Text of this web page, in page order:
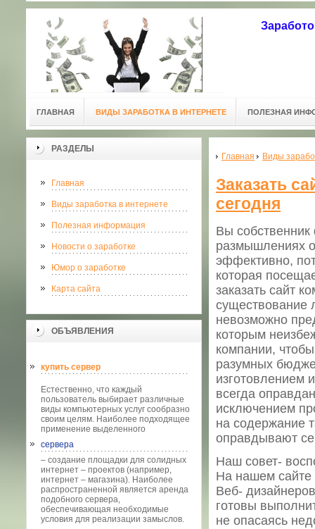
ГЛАВНАЯ ВИДЫ ЗАРАБОТКА В ИНТЕРНЕТЕ ПОЛЕЗНАЯ
РАЗДЕЛЫ
Главная
Виды заработка в интернете
Полезная информация
Новости о заработке
Юмор о заработке
Карта сайта
ОБЪЯВЛЕНИЯ
купить сервер
Естественно, что каждый
пользователь выбирает различные
виды компьютерных услуг сообразно
своим целям. Наиболее подходящее
применение выделенного
сервера
– создание площадки для солидных
интернет – проектов (например,
интернет – магазина). Наиболее
распространенной является аренда
подобного сервера,
обеспечивающая необходимые
условия для реализации замыслов.
Главная Виды
Заказать
сегодня
Вы
размышлениях
эффективно,
которая
заказать сайт
невозможно
которым
компании,
разумных
изготовлением
всегда
исключением
на содержание
оправдывают
Наш совет-
На нашем сайте
Веб-
готовы
не опасаясь